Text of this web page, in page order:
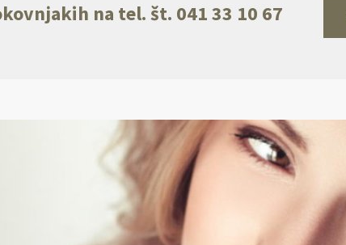
na tel. št. 041 33 10 67